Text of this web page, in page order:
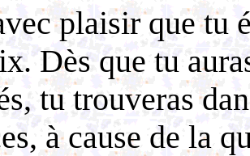
plaisir que tu
Dès que tu
tu trouveras
à cause de la